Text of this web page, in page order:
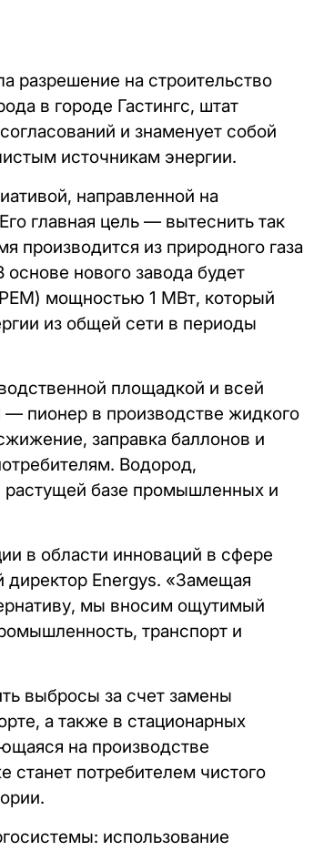
разрешение на строительство
в городе Гастингс, штат
и знаменует собой
источникам энергии.
направленной на
главная цель — вытеснить так
из природного газа
нового завода будет
мощностью 1 МВт, который
из общей сети в периоды
площадкой и всей
пионер в производстве жидкого
заправка баллонов и
Водород,
растущей базе промышленных и
в области инноваций в сфере
директор Energys. «Замещая
мы вносим ощутимый
транспорт и
выбросы за счет замены
а также в стационарных
на производстве
станет потребителем чистого
использование